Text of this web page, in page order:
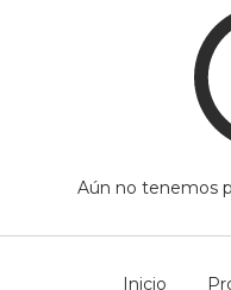
Aún no tenemos
Inicio